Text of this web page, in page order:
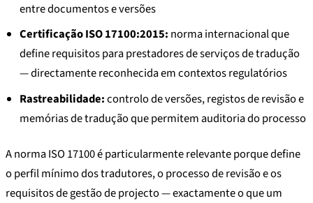
entre documentos e versões
Certificação ISO 17100:2015: norma internacional que
define requisitos para prestadores de serviços de tradução
— directamente reconhecida em contextos regulatórios
Rastreabilidade:controlo de versões, registos de revisão e
memórias de tradução que permitem auditoria do processo
A norma ISO 17100 é particularmente relevante porque define
o perfil mínimo dos tradutores, o processo de revisão e os
requisitos de gestão de projecto — exactamente o que um